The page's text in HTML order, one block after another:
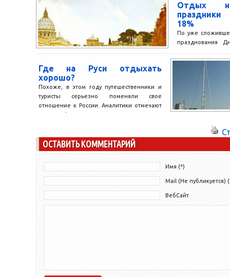
определились с тем, куда поедут.
Предлагающая...
Отдых
18%
По уже
празднования
небольшой
Где на Руси отдыхать
хорошо?
Похоже, в этом году путешественники и
туристы серьезно поменяли свое
отношение к России. Аналитики отмечают
ощутимый рост интереса иностранных
ОСТАВИТЬ КОММЕНТАРИЙ
Имя (*)
Mail (Не публикуется)
ВебСайт